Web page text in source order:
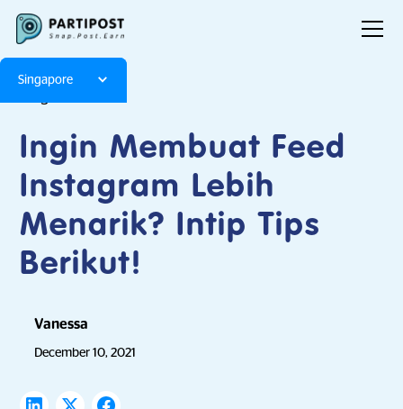
Singapore
Ingin Membuat Feed
Instagram Lebih
Menarik? Intip Tips
Berikut!
Vanessa
December 10, 2021